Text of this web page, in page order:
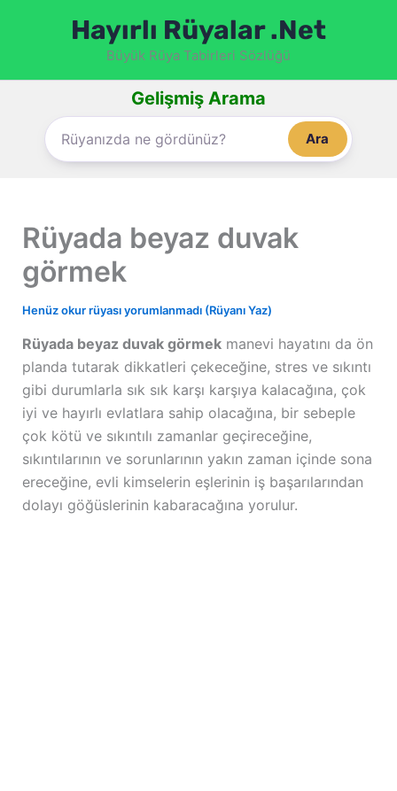
Hayırlı Rüyalar .Net
Büyük Rüya Tabirleri Sözlüğü
Gelişmiş Arama
Ara
Rüyada beyaz duvak
görmek
Henüz okur rüyası yorumlanmadı (Rüyanı Yaz)
Rüyada beyaz duvak görmekmanevi hayatını da ön
planda tutarak dikkatleri çekeceğine, stres ve sıkıntı
gibi durumlarla sık sık karşı karşıya kalacağına, çok
iyi ve hayırlı evlatlara sahip olacağına, bir sebeple
çok kötü ve sıkıntılı zamanlar geçireceğine,
sıkıntılarının ve sorunlarının yakın zaman içinde sona
ereceğine, evli kimselerin eşlerinin iş başarılarından
dolayı göğüslerinin kabaracağına yorulur.